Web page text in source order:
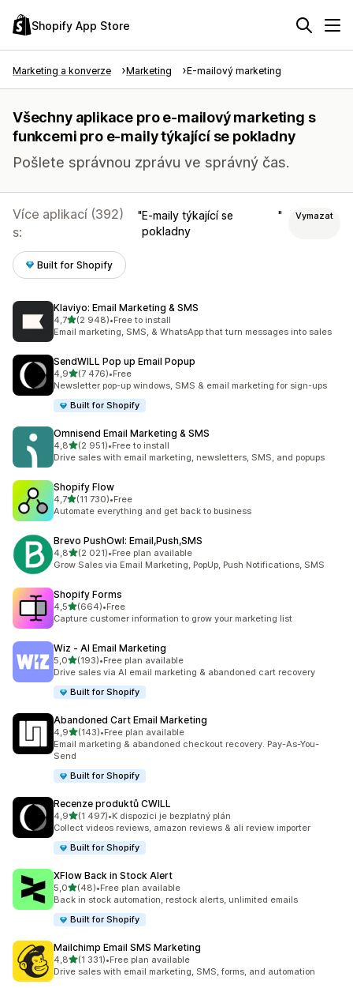
Shopify App Store
Marketing a konverze Marketing E-mailový marketing
Všechny aplikace pro e-mailový marketing s
funkcemi pro e-maily týkající se pokladny
Pošlete správnou zprávu ve správný čas.
Více aplikací (392)
s:
E-maily týkající se
pokladny
Vymazat
Built for Shopify
Klaviyo: Email Marketing & SMS
4,7z 5 hvězd
(2 948)
Celkový počet recenzí: 2948
•Free to install
Email marketing, SMS, & WhatsApp that turn messages into sales
SendWILL Pop up Email Popup
4,9z 5 hvězd
(7 476)
Celkový počet recenzí: 7476
•Free
Newsletter pop-up windows, SMS & email marketing for sign-ups
Built for Shopify
Omnisend Email Marketing & SMS
4,8z 5 hvězd
(2 951)
Celkový počet recenzí: 2951
•Free to install
Drive sales with email marketing, newsletters, SMS, and popups
Shopify Flow
4,7z 5 hvězd
(11 730)
Celkový počet recenzí: 11730
•Free
Automate everything and get back to business
Brevo PushOwl: Email,Push,SMS
4,8z 5 hvězd
(2 021)
Celkový počet recenzí: 2021
•Free plan available
Grow Sales via Email Marketing, PopUp, Push Notifications, SMS
Shopify Forms
4,5z 5 hvězd
(664)
Celkový počet recenzí: 664
•Free
Capture customer information to grow your marketing list
Wiz ‑ AI Email Marketing
5,0z 5 hvězd
(193)
Celkový počet recenzí: 193
•Free plan available
Drive sales via AI email marketing & abandoned cart recovery
Built for Shopify
Abandoned Cart Email Marketing
4,9z 5 hvězd
(143)
Celkový počet recenzí: 143
•Free plan available
Email marketing & abandoned checkout recovery. Pay-As-You-
Send
Built for Shopify
Recenze produktů CWILL
4,9z 5 hvězd
(1 497)
Celkový počet recenzí: 1497
•K dispozici je bezplatný plán
Collect videos reviews, amazon reviews & ali review importer
Built for Shopify
XFlow Back in Stock Alert
5,0z 5 hvězd
(48)
Celkový počet recenzí: 48
•Free plan available
Back in stock automation, restock alerts, unlimited emails
Built for Shopify
Mailchimp Email SMS Marketing
4,8z 5 hvězd
(1 331)
Celkový počet recenzí: 1331
•Free plan available
Drive sales with email marketing, SMS, forms, and automation